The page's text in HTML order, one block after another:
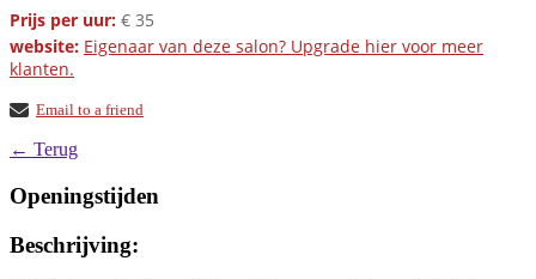
Prijs per uur: € 35
website: Eigenaar van deze salon? Upgrade hier voor meer
klanten.
Email to a friend
← Terug
Openingstijden
Beschrijving: